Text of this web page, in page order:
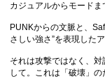
カジュアルからモードま
PUNKからの文脈と、
さしい強さ”を表現した
それは攻撃ではなく、
して。これは「破壊」